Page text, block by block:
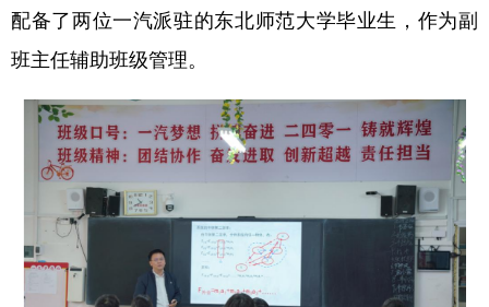
配备了两位一汽派驻的东北师范大学毕业生，作为副
班主任辅助班级管理。